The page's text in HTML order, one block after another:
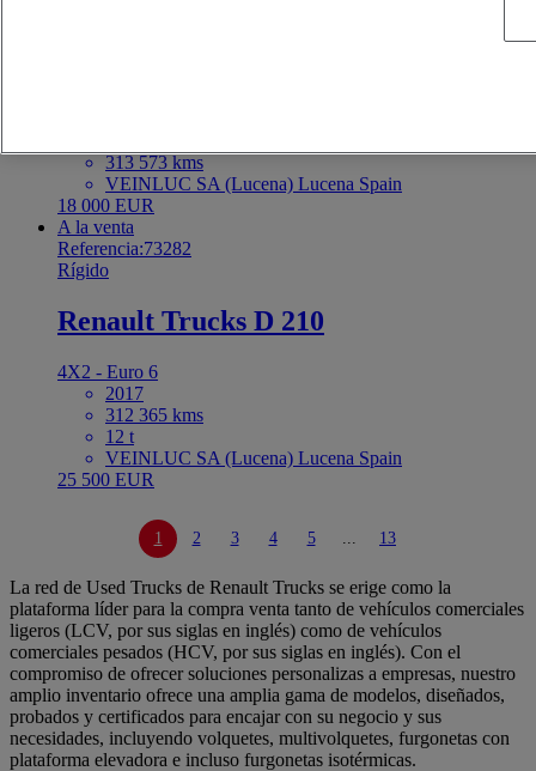
313 573 kms
VEINLUC SA (Lucena) Lucena Spain
18 000 EUR
A la venta
Referencia:73282
Rígido
Renault Trucks D 210
4X2 - Euro 6
2017
312 365 kms
12 t
VEINLUC SA (Lucena) Lucena Spain
25 500 EUR
1 2 3 4 5 13
La red de Used Trucks de Renault Trucks se erige como la
plataforma líder para la compra venta tanto de vehículos comerciales
ligeros (LCV, por sus siglas en inglés) como de vehículos
comerciales pesados (HCV, por sus siglas en inglés). Con el
compromiso de ofrecer soluciones personalizas a empresas, nuestro
amplio inventario ofrece una amplia gama de modelos, diseñados,
probados y certificados para encajar con su negocio y sus
necesidades, incluyendo volquetes, multivolquetes, furgonetas con
plataforma elevadora e incluso furgonetas isotérmicas.